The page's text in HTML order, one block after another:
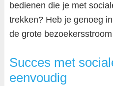
bedienen die je met
trekken? Heb je genoeg
de grote
Succes met
eenvoudig